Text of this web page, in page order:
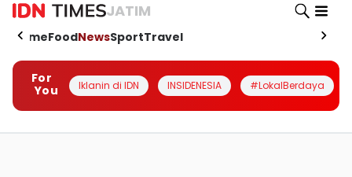
JATIM
HomeFoodNewsSportTravel
For
You
Iklanin di IDN INSIDENESIA #LokalBerdaya